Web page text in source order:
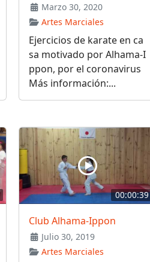
Marzo 30, 2020
Artes Marciales
Ejercicios de karate en ca
sa motivado por Alhama-I
ppon, por el coronavirus
Más información:...
00:00:39
Club Alhama-Ippon
Julio 30, 2019
Artes Marciales